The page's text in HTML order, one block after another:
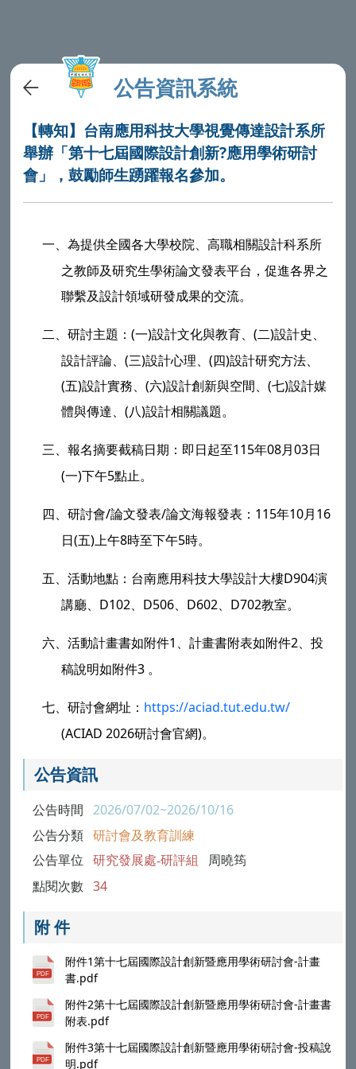
公告資訊系統
【轉知】台南應用科技大學視覺傳達設計系所
舉辦「第十七屆國際設計創新?應用學術研討
會」，鼓勵師生踴躍報名參加。
一、為提供全國各大學校院、高職相關設計科系所
之教師及研究生學術論文發表平台，促進各界之
聯繫及設計領域研發成果的交流。
二、研討主題：(一)設計文化與教育、(二)設計史、
設計評論、(三)設計心理、(四)設計研究方法、
(五)設計實務、(六)設計創新與空間、(七)設計媒
體與傳達、(八)設計相關議題。
三、報名摘要截稿日期：即日起至115年08月03日
(一)下午5點止。
四、研討會/論文發表/論文海報發表：115年10月16
日(五)上午8時至下午5時。
五、活動地點： 台南應用科技大學設計大樓D904演
講廳、D102、D506、D602、D702教室。
六、活動計畫書如附件1、計畫書附表如附件2、投
稿說明如附件3 。
七、研討會網址： https://aciad.tut.edu.tw/
(ACIAD 2026研討會官網)。
公告資訊
公告時間 2026/07/02~2026/10/16
公告分類 研討會及教育訓練
公告單位 研究發展處-研評組 周曉筠
點閱次數 34
附 件
附件1第十七屆國際設計創新暨應用學術研討會-計畫
書.pdf
附件2第十七屆國際設計創新暨應用學術研討會-計畫書
附表.pdf
附件3第十七屆國際設計創新暨應用學術研討會-投稿說
明.pdf